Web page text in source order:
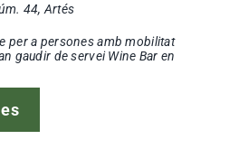
44, Artés
per a persones amb mobilitat
gaudir de servei Wine Bar en